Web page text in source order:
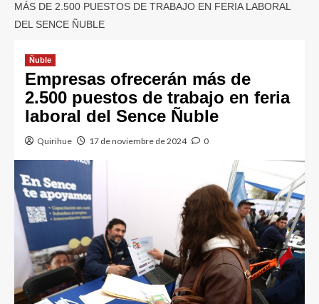
MÁS DE 2.500 PUESTOS DE TRABAJO EN FERIA LABORAL
DEL SENCE ÑUBLE
Ñuble
Empresas ofrecerán más de
2.500 puestos de trabajo en feria
laboral del Sence Ñuble
Quirihue 17 de noviembre de 2024 0